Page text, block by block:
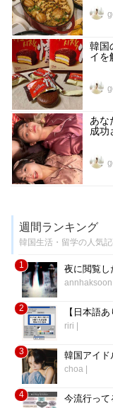
韓国
イを
あな
成功
週間ランキング
韓国生活・留学の人気
1 夜に閲覧し
annhaksoon
2 【日本語
riri |
3 韓国アイド
choa |
4 今流行って